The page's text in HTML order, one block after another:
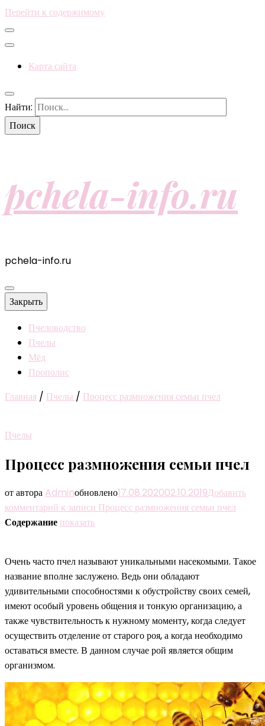
Перейти к содержимому
Карта сайта
Найти:
pchela-info.ru
pchela-info.ru
Закрыть
Пчеловодство
Пчелы
Мёд
Прополис
Главная / Пчелы / Процесс размножения семьи пчел
Пчелы
Процесс размножения семьи пчел
от автора Adminобновлено17.08.202002.10.2019Добавить
комментарий к записи Процесс размножения семьи пчел
Содержание показать
Очень часто пчел называют уникальными насекомыми. Такое
название вполне заслужено. Ведь они обладают
удивительными способностями к обустройству своих семей,
имеют особый уровень общения и тонкую организацию, а
также чувствительность к нужному моменту, когда следует
осуществить отделение от старого роя, а когда необходимо
оставаться вместе. В данном случае рой является общим
организмом.